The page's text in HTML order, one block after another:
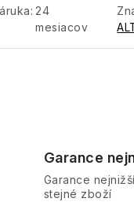
: 24
mesiacov
Garance
Garance
stejné zboží